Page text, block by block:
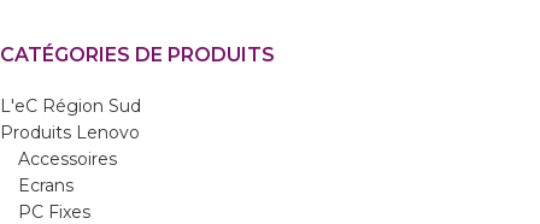
CATÉGORIES DE PRODUITS
L'eC Région Sud
Produits Lenovo
Accessoires
Ecrans
PC Fixes